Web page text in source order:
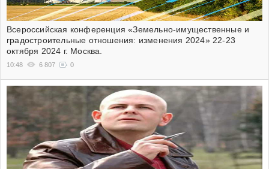
Всероссийская конференция «Земельно-имущественные и
градостроительные отношения: изменения 2024» 22-23
октября 2024 г. Москва.
10:48 6 807 0